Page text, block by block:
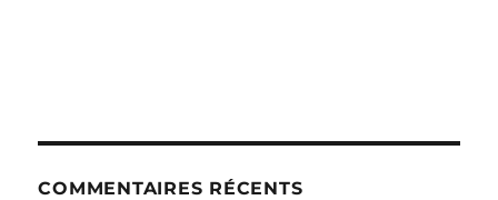
COMMENTAIRES RÉCENTS